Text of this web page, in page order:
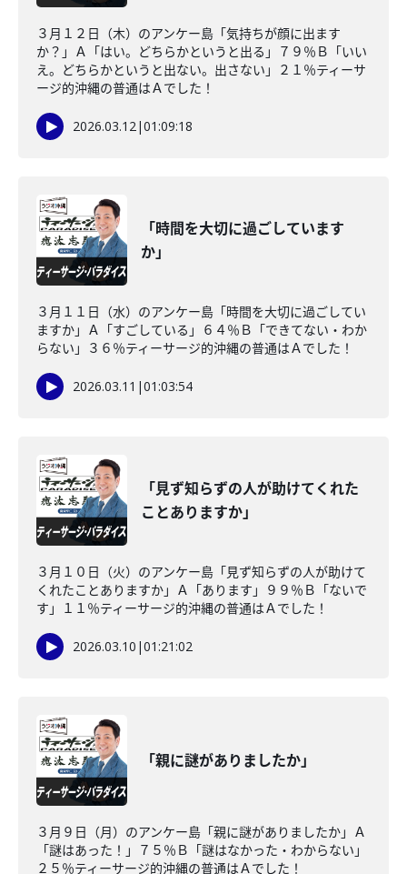
３月１２日（木）のアンケー島「気持ちが顔に出ます
か？」Ａ「はい。どちらかというと出る」７９％Ｂ「いい
え。どちらかというと出ない。出さない」２１％ティーサ
ージ的沖縄の普通はＡでした！
2026.03.12|01:09:18
「時間を大切に過ごしています
か」
３月１１日（水）のアンケー島「時間を大切に過ごしてい
ますか」Ａ「すごしている」６４％Ｂ「できてない・わか
らない」３６％ティーサージ的沖縄の普通はＡでした！
2026.03.11 |01:03:54
「見ず知らずの人が助けてくれた
ことありますか」
３月１０日（火）のアンケー島「見ず知らずの人が助けて
くれたことありますか」Ａ「あります」９９％Ｂ「ないで
す」１１％ティーサージ的沖縄の普通はＡでした！
2026.03.10 |01:21:02
「親に謎がありましたか」
３月９日（月）のアンケー島「親に謎がありましたか」Ａ
「謎はあった！」７５％Ｂ「謎はなかった・わからない」
２５％ティーサージ的沖縄の普通はＡでした！